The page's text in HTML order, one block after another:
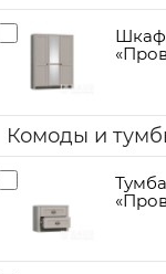
Шкаф
Комоды и